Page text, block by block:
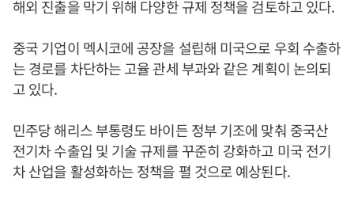
해외 진출을 막기 위해 다양한 규제 정책을 검토하고 있다.
중국 기업이 멕시코에 공장을 설립해 미국으로 우회 수출하
는 경로를 차단하는 고율 관세 부과와 같은 계획이 논의되
고 있다.
민주당 해리스 부통령도 바이든 정부 기조에 맞춰 중국산
전기차 수출입 및 기술 규제를 꾸준히 강화하고 미국 전기
차 산업을 활성화하는 정책을 펼 것으로 예상된다.